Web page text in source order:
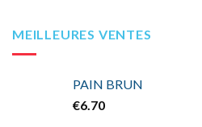
MEILLEURES VENTES
PAIN BRUN
€6.70